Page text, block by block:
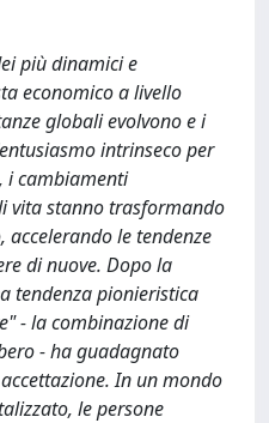
più dinamici e
economico a livello
globali evolvono e i
intrinseco per
i cambiamenti
vita stanno trasformando
le tendenze
di nuove. Dopo la
tendenza pionieristica
- la combinazione di
- ha guadagnato
In un mondo
le persone